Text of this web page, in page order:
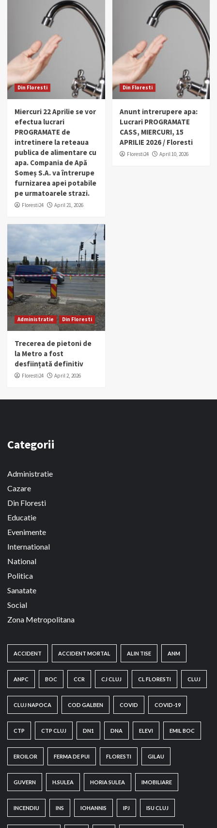
Din Floresti
Miercuri 22 Aprilie se vor
efectua lucrari
PROGRAMATE de
intretinere la reteaua
publica de alimentare cu
apa. Compania de Apă
Someș S.A. va întrerupe
furnizarea apei potabile
pe urmatoarele strazi.
Floresti24 April 21, 2026
Din Floresti
Anunt intrerupere apa:
Lucrari PROGRAMATE
CASS, MIERCURI, 15
APRILIE 2026 / Floresti
Floresti24 April 10, 2026
Administratie Din Floresti
Trecerea de pietoni de
la Metro a fost
desființată definitiv
Floresti24 April 2, 2026
Categorii
Administratie
Cazare
Din Floresti
Educatie
Evenimente
International
National
Politica
Sanatate
Social
Zona Metropolitana
ACCIDENT ACCIDENT MORTAL ALIN TISE ANM
ANPC BOC CCR CJ CLUJ CL FLORESTI CLUJ
CLUJ NAPOCA COD GALBEN COVID COVID-19
CTP CTP CLUJ DN1 DNA ELEVI EMIL BOC
EROILOR FERMA DE PUI FLORESTI GILAU
GUVERN H.SULEA HORIA SULEA IMOBILIARE
INCENDIU INS IOHANNIS IPJ ISU CLUJ